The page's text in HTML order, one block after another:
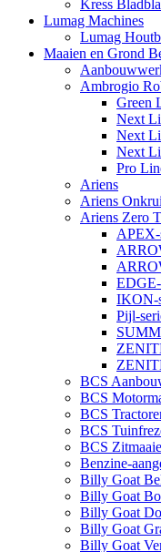
Kress
Lumag Machines
Lumag
Maaien en Grond
Ambrogio
Green
Next
Next
Next
Pro
Ariens
Ariens
Ariens Zero
APEX-
IKON-
Pijl-
BCS
BCS
BCS
BCS
BCS
Benzine-
Billy Goat
Billy Goat
Billy Goat
Billy Goat
Billy Goat